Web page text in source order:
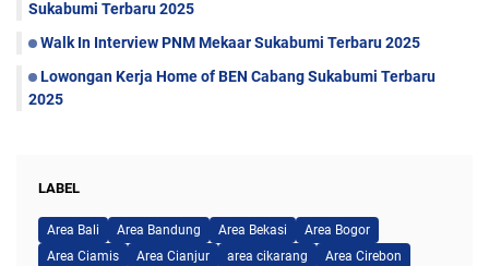
Sukabumi Terbaru 2025
Walk In Interview PNM Mekaar Sukabumi Terbaru 2025
Lowongan Kerja Home of BEN Cabang Sukabumi Terbaru
2025
LABEL
Area Bali Area Bandung Area Bekasi
Area Bogor
Area Ciamis
Area Cianjur area cikarang
Area Cirebon